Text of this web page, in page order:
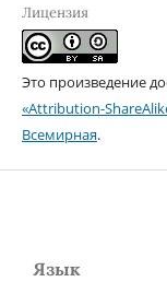
Лицензия
Это произведение
«Attribution-
Всемирная.
Язык